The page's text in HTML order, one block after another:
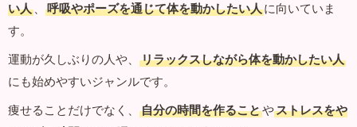
い人 、 呼吸やポーズを通じて体を動かしたい人に向いていま
す。
運動が久しぶりの人や、
リラックスしながら体を動かしたい人
にも始めやすいジャンルです。
痩せることだけでなく、
自分の時間を作ることやストレスをや